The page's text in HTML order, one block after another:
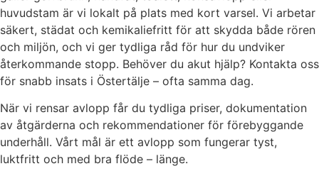
huvudstam är vi lokalt på plats med kort varsel. Vi arbetar
säkert, städat och kemikaliefritt för att skydda både rören
och miljön, och vi ger tydliga råd för hur du undviker
återkommande stopp. Behöver du akut hjälp? Kontakta oss
för snabb insats i Östertälje – ofta samma dag.
När vi rensar avlopp får du tydliga priser, dokumentation
av åtgärderna och rekommendationer för förebyggande
underhåll. Vårt mål är ett avlopp som fungerar tyst,
luktfritt och med bra flöde – länge.